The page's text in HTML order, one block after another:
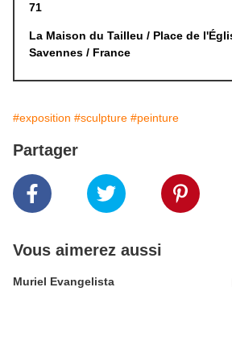
71
La Maison du Tailleu / Place de
Savennes / France
#exposition #sculpture #peinture
Partager
Vous aimerez aussi
Muriel Evangelista